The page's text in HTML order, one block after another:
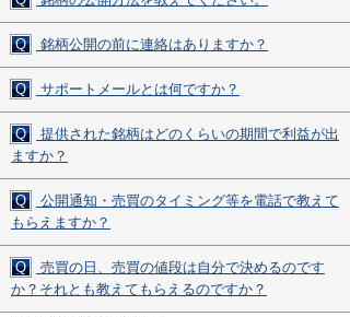
Q 銘柄公開の前に連絡はありますか？
Q サポートメールとは何ですか？
Q
提供された銘柄はどのくらいの期間で利益が出
ますか？
Q
公開通知・売買のタイミング等を電話で教えて
もらえますか？
Q
売買の日、売買の値段は自分で決めるのです
か？それとも教えてもらえるのですか？